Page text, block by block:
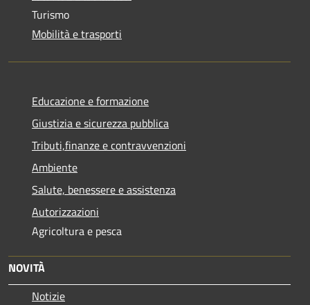
Turismo
Mobilità e trasporti
Educazione e formazione
Giustizia e sicurezza pubblica
Tributi,finanze e contravvenzioni
Ambiente
Salute, benessere e assistenza
Autorizzazioni
Agricoltura e pesca
NOVITÀ
Notizie